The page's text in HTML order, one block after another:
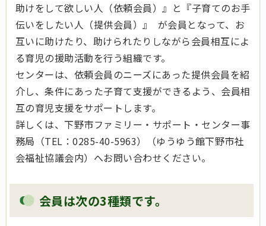
助けをして欲しい人（依頼会員）』と『子育てのお手
伝いをしたい人（提供会員）』 が会員となって、お
互いに助けたり、助けられたりしながら会員相互によ
る育児の援助活動を行う組織です。
センターは、依頼会員のニーズにあった提供会員を紹
介し、条件にあった子育て支援ができるよう、会員相
互の育児支援をサポートします。
詳しくは、下野市ファミリー・サポート・センター事
務局（TEL：0285-40-5963）（ゆうゆう館下野市社
会福祉協議会内）へお問い合わせください。
会員は次の3種類です。